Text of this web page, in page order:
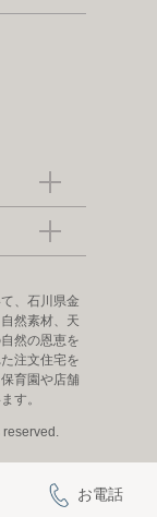
、石川県金
然素材、天
然の恩恵を
注文住宅を
育園や店舗
す。
reserved.
お電話